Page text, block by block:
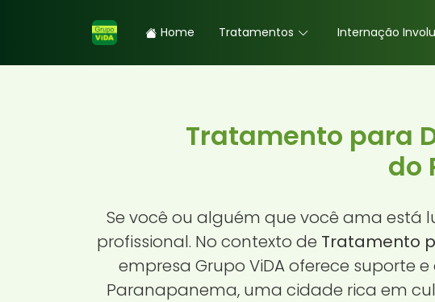
Home Tratamentos Internação
Tratamento para
do
Se você ou alguém que você ama
profissional. No contexto de Tratamento
empresa Grupo ViDA oferece suporte
Paranapanema, uma cidade rica em